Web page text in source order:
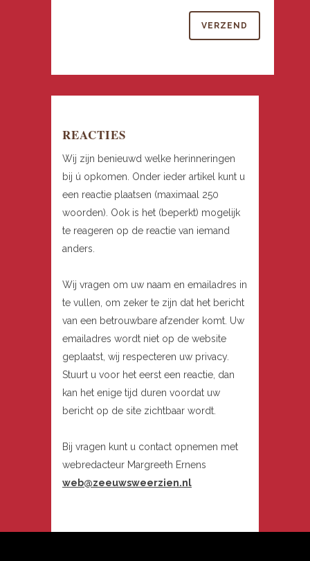
REACTIES
Wij zijn benieuwd welke herinneringen
bij ú opkomen. Onder ieder artikel kunt u
een reactie plaatsen (maximaal 250
woorden). Ook is het (beperkt) mogelijk
te reageren op de reactie van iemand
anders.
Wij vragen om uw naam en emailadres in
te vullen, om zeker te zijn dat het bericht
van een betrouwbare afzender komt. Uw
emailadres wordt niet op de website
geplaatst, wij respecteren uw privacy.
Stuurt u voor het eerst een reactie, dan
kan het enige tijd duren voordat uw
bericht op de site zichtbaar wordt.
Bij vragen kunt u contact opnemen met
webredacteur Margreeth Ernens
web@zeeuwsweerzien.nl